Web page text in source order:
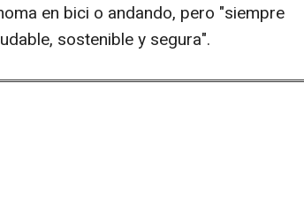
en bici o andando, pero "siempre
sostenible y segura".